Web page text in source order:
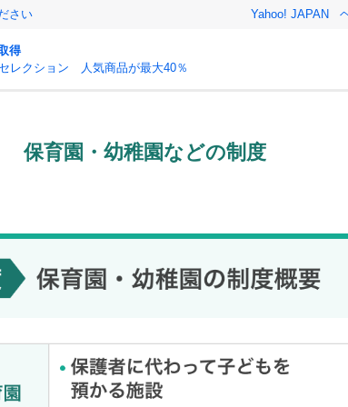
さい Yahoo! JAPAN
得
レクション 人気商品が最大40％
保育園・幼稚園などの制度